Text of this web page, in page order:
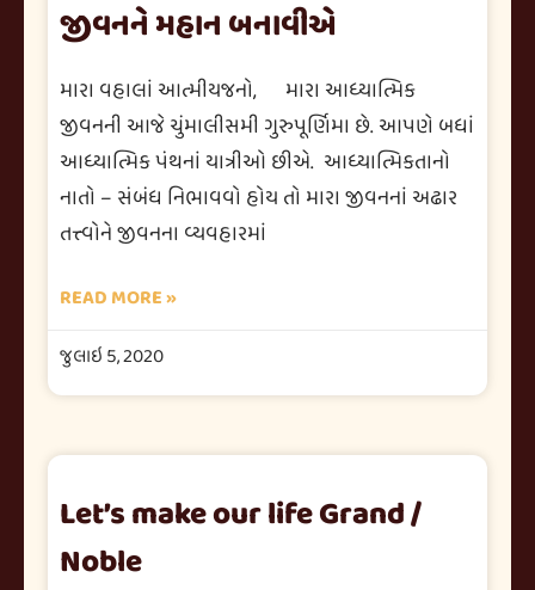
જીવનને મહાન બનાવીએ
મારા વહાલાં આત્મીયજનો, મારા આધ્યાત્મિક
જીવનની આજે ચુંમાલીસમી ગુરુપૂર્ણિમા છે. આપણે બધાં
આધ્યાત્મિક પંથનાં યાત્રીઓ છીએ. આધ્યાત્મિકતાનો
નાતો – સંબંધ નિભાવવો હોય તો મારા જીવનનાં અઢાર
તત્ત્વોને જીવનના વ્યવહારમાં
READ MORE »
જુલાઇ 5, 2020
Let’s make our life Grand /
Noble